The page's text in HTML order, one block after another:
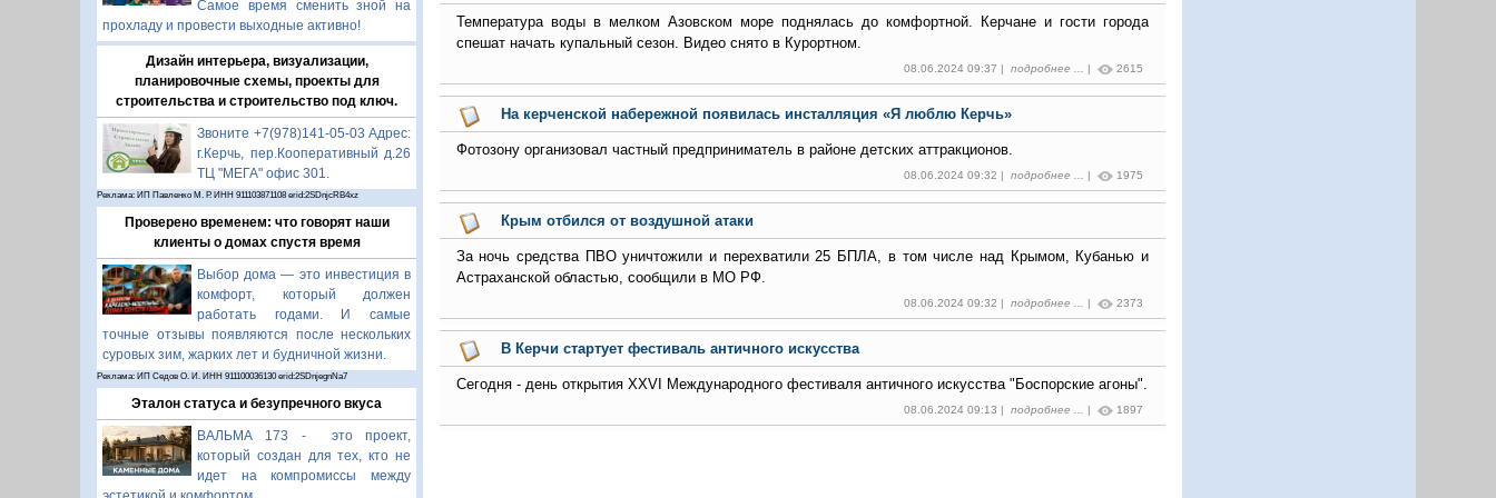
Самое время сменить зной на
прохладу и провести выходные активно!
Дизайн интерьера, визуализации,
планировочные схемы, проекты для
строительства и строительство под ключ.
Звоните +7(978)141-05-03 Адрес:
г.Керчь, пер.Кооперативный д.26
ТЦ "МЕГА" офис 301.
Реклама: ИП Павленко М. Р. ИНН 911103871108 erid:2SDnjcRB4xz
Проверено временем: что говорят наши
клиенты о домах спустя время
Выбор дома — это инвестиция в
комфорт, который должен
работать годами. И самые
точные отзывы появляются после нескольких
суровых зим, жарких лет и будничной жизни.
Реклама: ИП Седов О. И. ИНН 911100036130 erid:2SDnjegnNa7
Эталон статуса и безупречного вкуса
ВАЛЬМА 173 - это проект,
который создан для тех, кто не
идет на компромиссы между
Температура воды в мелком Азовском море поднялась до комфортной. Керчане и гости города
спешат начать купальный сезон. Видео снято в Курортном.
08.06.2024 09:37 | подробнее ... | 2615
На керченской набережной появилась инсталляция «Я люблю Керчь»
Фотозону организовал частный предприниматель в районе детских аттракционов.
08.06.2024 09:32 | подробнее ... | 1975
Крым отбился от воздушной атаки
За ночь средства ПВО уничтожили и перехватили 25 БПЛА, в том числе над Крымом, Кубанью и
Астраханской областью, сообщили в МО РФ.
08.06.2024 09:32 | подробнее ... | 2373
В Керчи стартует фестиваль античного искусства
Сегодня - день открытия XXVI Международного фестиваля античного искусства "Боспорские агоны".
08.06.2024 09:13 | подробнее ... | 1897